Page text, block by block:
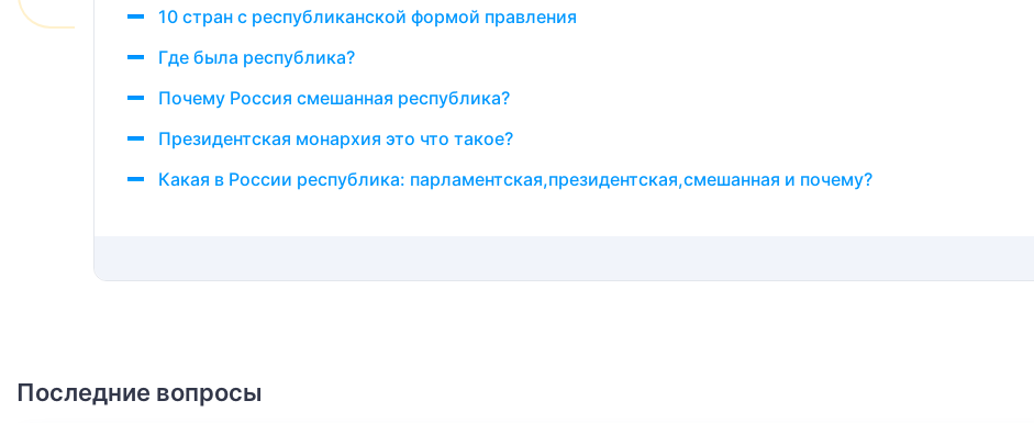
10 стран с республиканской формой правления
Где была республика?
Почему Россия смешанная республика?
Президентская монархия это что такое?
Какая в России республика: парламентская,президентская,смешанная и почему?
Последние вопросы